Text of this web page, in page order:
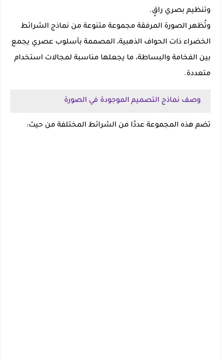
وتنظيم بصري راقٍ.
وتُظهر الصورة المرفقة مجموعة متنوعة من نماذج الشرائط
الخضراء ذات الحواف الذهبية، المصممة بأسلوب عصري يجمع
بين الفخامة والبساطة، ما يجعلها مناسبة لمجالات استخدام
متعددة.
وصف نماذج التصميم الموجودة في الصورة
تضم هذه المجموعة عددًا من الشرائط المختلفة من حيث: